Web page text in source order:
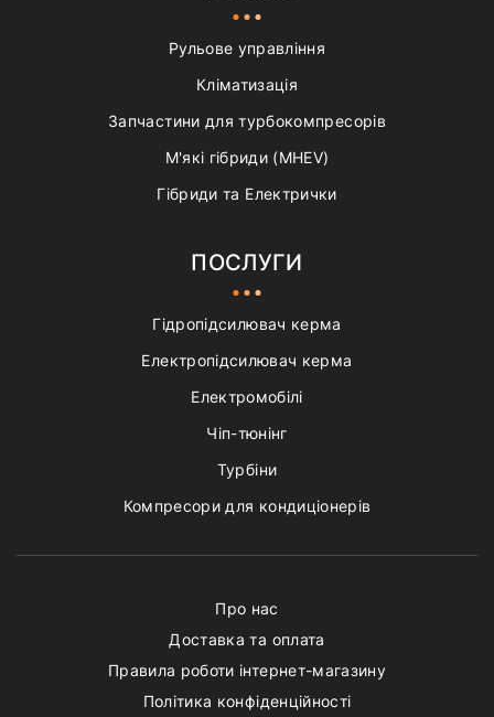
Рульове управління
Кліматизація
Запчастини для турбокомпресорів
М'які гібриди (MHEV)
Гібриди та Електрички
ПОСЛУГИ
Гідропідсилювач керма
Електропідсилювач керма
Електромобілі
Чіп-тюнінг
Турбіни
Компресори для кондиціонерів
Про нас
Доставка та оплата
Правила роботи інтернет-магазину
Політика конфіденційності